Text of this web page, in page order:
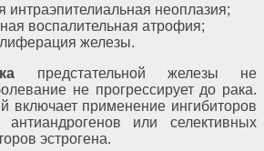
интраэпителиальная неоплазия;
воспалительная атрофия;
железы.
предстательной железы не
не прогрессирует до рака.
включает применение ингибиторов
антиандрогенов или селективных
эстрогена.